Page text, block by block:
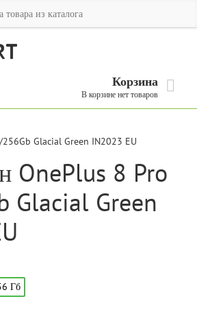
Корзина
В корзине нет товаров
Glacial Green IN2023 EU
OnePlus 8 Pro
Glacial Green
Гб